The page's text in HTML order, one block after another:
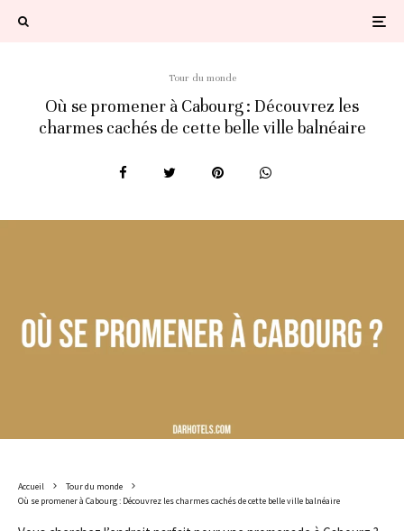
Tour du monde
Où se promener à Cabourg : Découvrez les
charmes cachés de cette belle ville balnéaire
Accueil
Tour du monde
Où se promener à Cabourg : Découvrez les charmes cachés de cette belle ville balnéaire